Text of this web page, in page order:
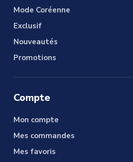
Mode Coréenne
Exclusif
Nouveautés
Promotions
Compte
Mon compte
Mes commandes
Mes favoris